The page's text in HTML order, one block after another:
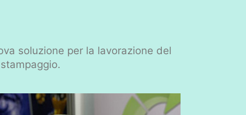
soluzione per la lavorazione del